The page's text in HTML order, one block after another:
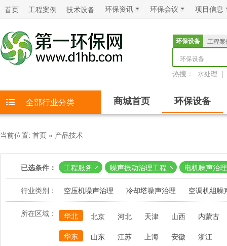
首页 工程案例 技术设备 环保资讯 环保会议 项目信息
环保设备
工程案
环保设备
热搜： 水处理 |
全部行业分类 商城首页 环保设备
当前位置: 首页 » 产品技术
已选条件： 工程服务 噪声振动治理工程 电机噪声治理
行业类别： 空压机噪声治理 冷却塔噪声治理 空调机组噪
所在区域： 华北 北京 河北 天津 山西
内蒙古
华东
山东 江苏 上海 安徽
浙江